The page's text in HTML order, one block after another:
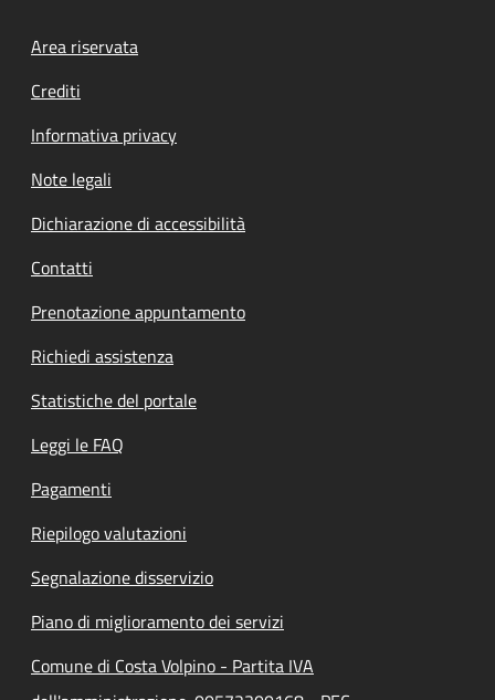
Footer menu
Area riservata
Crediti
Informativa privacy
Note legali
Dichiarazione di accessibilità
Contatti
Prenotazione appuntamento
Richiedi assistenza
Statistiche del portale
Leggi le FAQ
Pagamenti
Riepilogo valutazioni
Segnalazione disservizio
Piano di miglioramento dei servizi
Comune di Costa Volpino - Partita IVA